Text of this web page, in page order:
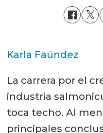
Karla Faúndez
La carrera por el
industria
toca techo. Al
principales